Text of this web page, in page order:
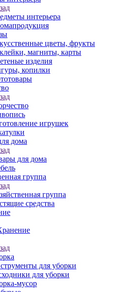
интерьера
цветы, фрукты
магниты, карты
изделия
копилки
игрушек
дома
для дома
группа
группа
средства
для уборки
для уборки
мусор